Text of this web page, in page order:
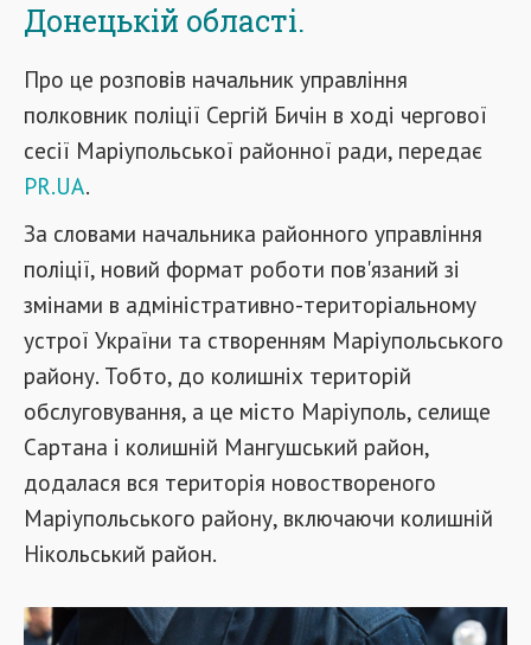
Донецькій області.
Про це розповів начальник управління
полковник поліції Сергій Бичін в ході чергової
сесії Маріупольської районної ради, передає
PR.UA.
За словами начальника районного управління
поліції, новий формат роботи пов'язаний зі
змінами в адміністративно-територіальному
устрої України та створенням Маріупольського
району. Тобто, до колишніх територій
обслуговування, а це місто Маріуполь, селище
Сартана і колишній Мангушський район,
додалася вся територія новоствореного
Маріупольського району, включаючи колишній
Нікольський район.